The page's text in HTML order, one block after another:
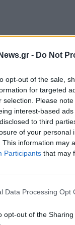
- Do Not
opt-out of the sale,
for targeted
selection. Please
interest-based
to third
of your personal
This information may
Participants that may
Data Processing Opt
opt-out of the
του
Δεκεμβρίου,
αδιάκοπα,
ο πρόεδρος και
γραμμή Ν1, που